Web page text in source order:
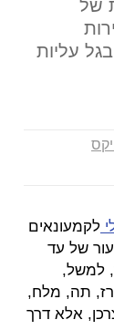
של
עליות
לקמעונאים
של עד
למשל,
תה, מלח,
אלא דרך